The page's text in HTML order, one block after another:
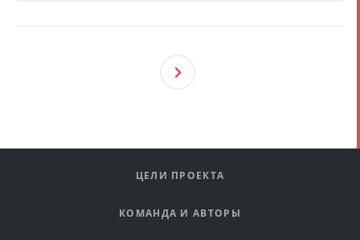
Ующ
ЦЕЛИ ПРОЕКТА
КОМАНДА И АВТОРЫ